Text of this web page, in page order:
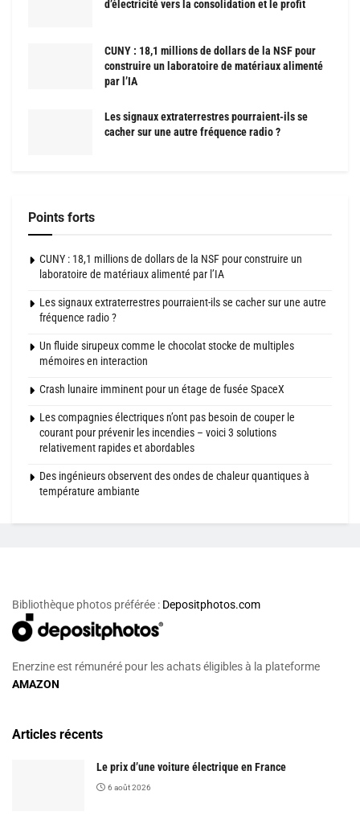
d’électricité vers la consolidation et le profit
CUNY : 18,1 millions de dollars de la NSF pour
construire un laboratoire de matériaux alimenté
par l’IA
Les signaux extraterrestres pourraient-ils se
cacher sur une autre fréquence radio ?
Points forts
CUNY : 18,1 millions de dollars de la NSF pour construire un
laboratoire de matériaux alimenté par l’IA
Les signaux extraterrestres pourraient-ils se cacher sur une autre
fréquence radio ?
Un fluide sirupeux comme le chocolat stocke de multiples
mémoires en interaction
Crash lunaire imminent pour un étage de fusée SpaceX
Les compagnies électriques n’ont pas besoin de couper le
courant pour prévenir les incendies – voici 3 solutions
relativement rapides et abordables
Des ingénieurs observent des ondes de chaleur quantiques à
température ambiante
Bibliothèque photos préférée : Depositphotos.com
Enerzine est rémunéré pour les achats éligibles à la plateforme
AMAZON
Articles récents
Le prix d’une voiture électrique en France
6 août 2026